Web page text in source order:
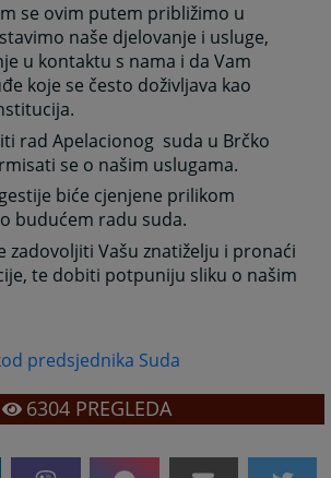
se ovim putem približimo u
naše djelovanje i usluge,
u kontaktu s nama i da Vam
koje se često doživljava kao
rad Apelacionog suda u Brčko
se o našim uslugama.
biće cjenjene prilikom
budućem radu suda.
zadovoljiti Vašu znatiželju i pronaći
te dobiti potpuniju sliku o našim
predsjednika Suda
6304PREGLEDA